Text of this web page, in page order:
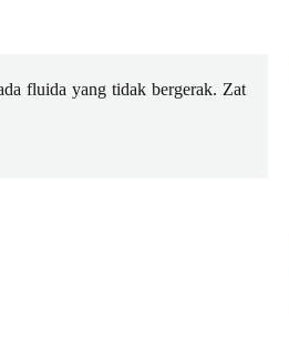
fluida yang tidak bergerak. Zat